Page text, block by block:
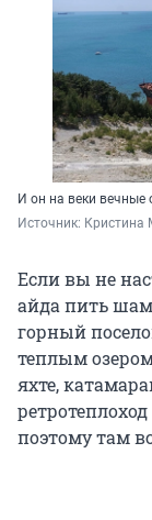
И он на веки вечные
Источник: Кристина
Если вы не
айда пить
горный
теплым
яхте,
поэтому там